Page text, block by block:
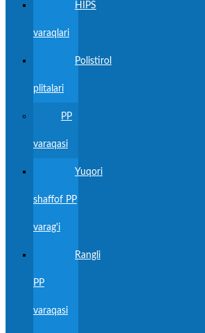
HIPS
varaqlari
Polistirol
plitalari
PP
varaqasi
Yuqori
shaffof PP
varag'i
Rangli
PP
varaqasi